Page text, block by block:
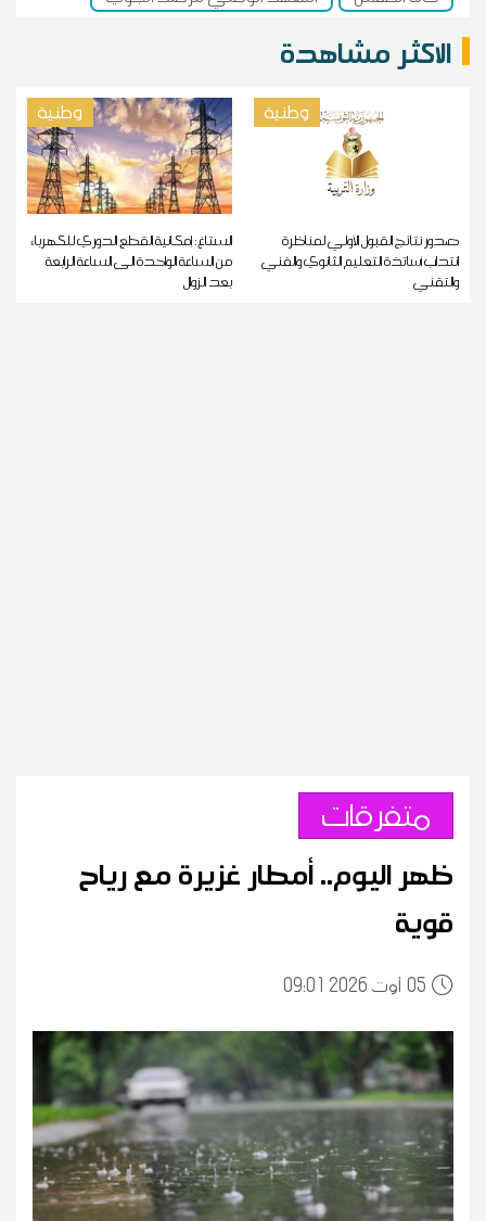
الاكثر مشاهدة
وطنية
صدور نتائج القبول الأولي لمناظرة
انتداب أساتذة التعليم الثانوي والفني
والتقني
وطنية
الستاغ: إمكانية القطع الدوري للكهرباء
من الساعة الواحدة الى الساعة الرابعة
بعد الزوال
متفرقات
ظهر اليوم.. أمطار غزيرة مع رياح
قوية
0509:01 2026 أوت